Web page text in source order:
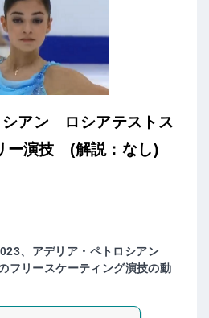
シアン ロシアテストス
演技 (解説：なし)
、アデリア・ペトロシアン
フリースケーティング演技の動